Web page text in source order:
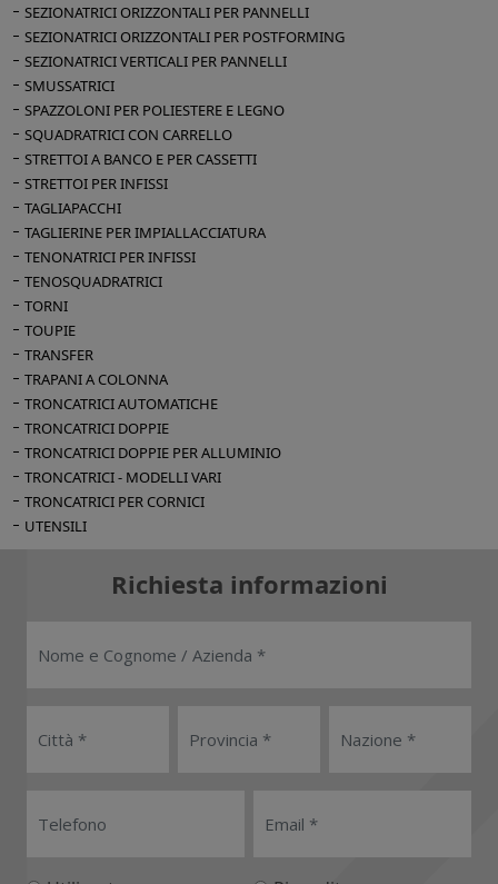
Potenza elettrica installata Kw 3,6
Dimensioni d'ingombro mm 5900 x 800 x
1200 h
Peso kg 500
Manuale uso e manutenzione incluso
SEZIONATRICI ORIZZONTALI PER PANNELLI
SEZIONATRICI ORIZZONTALI PER POSTFORMING
SEZIONATRICI VERTICALI PER PANNELLI
SMUSSATRICI
SPAZZOLONI PER POLIESTERE E LEGNO
SQUADRATRICI CON CARRELLO
STRETTOI A BANCO E PER CASSETTI
STRETTOI PER INFISSI
TAGLIAPACCHI
TAGLIERINE PER IMPIALLACCIATURA
TENONATRICI PER INFISSI
TENOSQUADRATRICI
TORNI
TOUPIE
TRANSFER
TRAPANI A COLONNA
TRONCATRICI AUTOMATICHE
TRONCATRICI DOPPIE
TRONCATRICI DOPPIE PER ALLUMINIO
TRONCATRICI - MODELLI VARI
TRONCATRICI PER CORNICI
UTENSILI
Richiesta informazioni